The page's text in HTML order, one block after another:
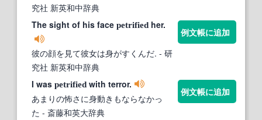
究社 新英和中辞典
The sight of his face petrified her.
彼の顔を見て彼女は身がすくんだ. - 研
究社 新英和中辞典
例文帳に追加
I was petrified with terror.
あまりの怖さに身動きもならなかっ
た - 斎藤和英大辞典
例文帳に追加